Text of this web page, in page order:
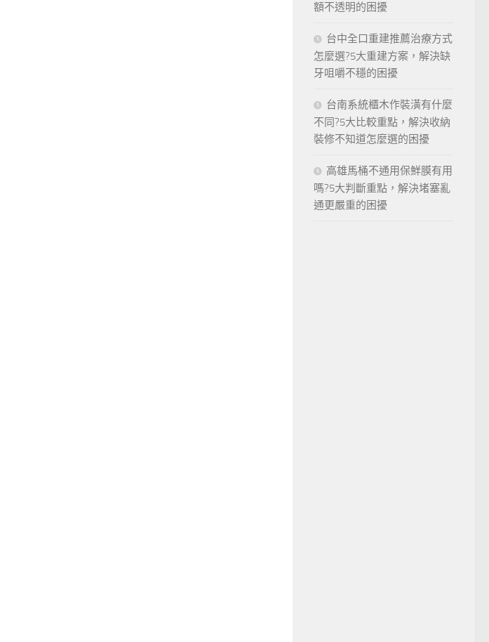
額不透明的困擾
台中全口重建推薦治療方式
怎麼選?5大重建方案，解決缺
牙咀嚼不穩的困擾
台南系統櫃木作裝潢有什麼
不同?5大比較重點，解決收納
裝修不知道怎麼選的困擾
高雄馬桶不通用保鮮膜有用
嗎?5大判斷重點，解決堵塞亂
通更嚴重的困擾